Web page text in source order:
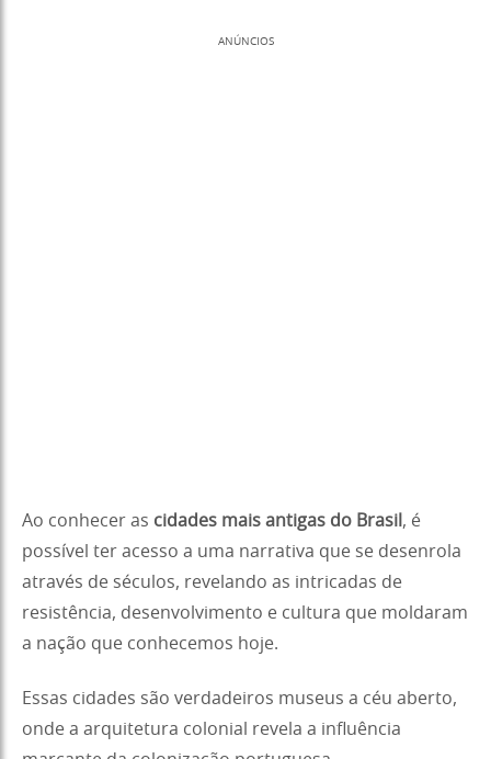
ANÚNCIOS
Ao conhecer as cidades mais antigas do Brasil , é
possível ter acesso a uma narrativa que se desenrola
através de séculos, revelando as intricadas de
resistência, desenvolvimento e cultura que moldaram
a nação que conhecemos hoje.
Essas cidades são verdadeiros museus a céu aberto,
onde a arquitetura colonial revela a influência